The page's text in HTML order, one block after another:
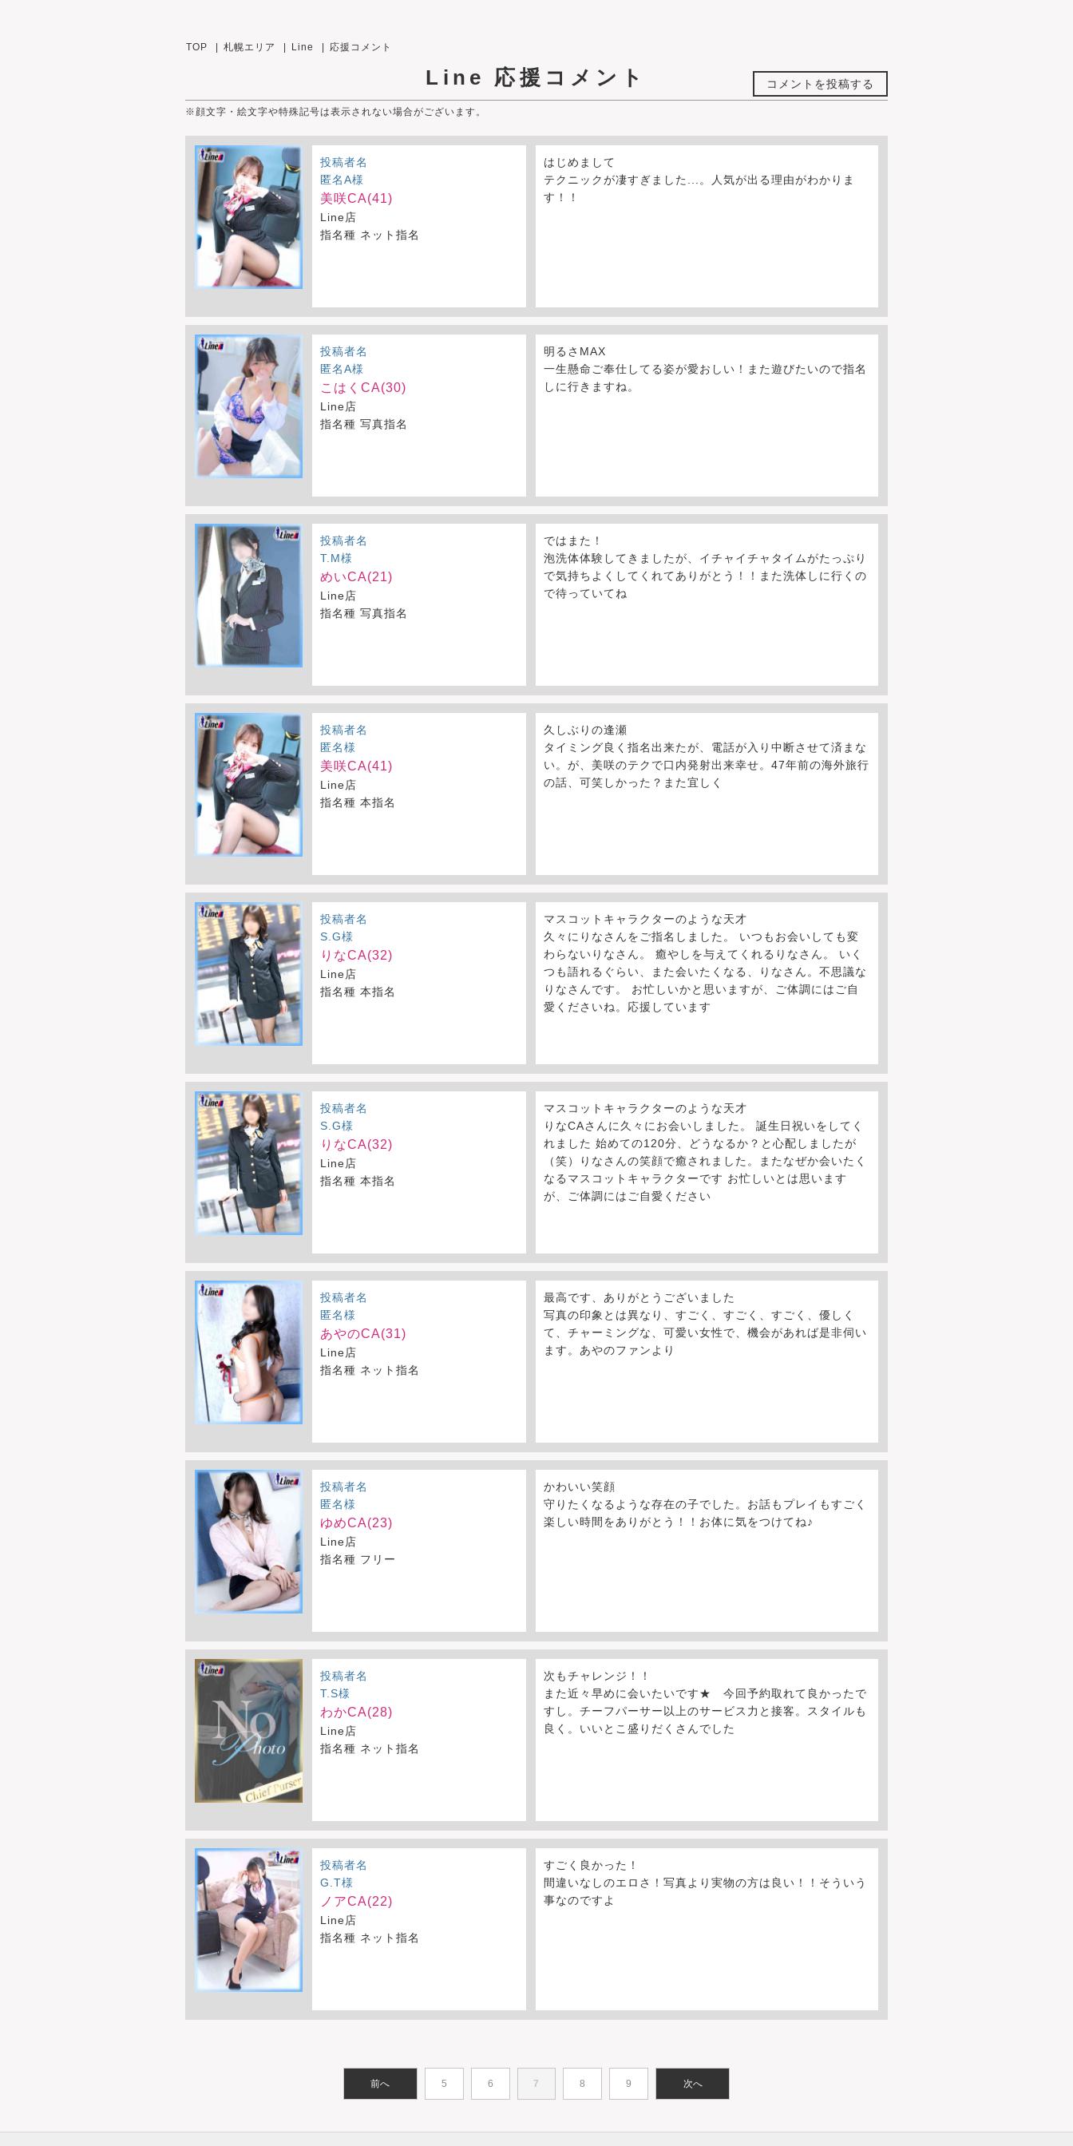
TOP 札幌エリア Line 応援コメント
Line 応援コメント コメントを投稿する
※顔文字・絵文字や特殊記号は表示されない場合がございます。
投稿者名
匿名A様
美咲CA(41)
Line店
指名種 ネット指名
はじめまして
テクニックが凄すぎました...。人気が出る理由がわかりま
す！！
投稿者名
匿名A様
こはくCA(30)
Line店
指名種 写真指名
明るさMAX
一生懸命ご奉仕してる姿が愛おしい！また遊びたいので指名
しに行きますね。
投稿者名
T.M様
めいCA(21)
Line店
指名種 写真指名
ではまた！
泡洗体体験してきましたが、イチャイチャタイムがたっぷり
で気持ちよくしてくれてありがとう！！また洗体しに行くの
で待っていてね
投稿者名
匿名様
美咲CA(41)
Line店
指名種 本指名
久しぶりの逢瀬
タイミング良く指名出来たが、電話が入り中断させて済まな
い。が、美咲のテクで口内発射出来幸せ。47年前の海外旅行
の話、可笑しかった？また宜しく
投稿者名
S.G様
りなCA(32)
Line店
指名種 本指名
マスコットキャラクターのような天才
久々にりなさんをご指名しました。 いつもお会いしても変
わらないりなさん。 癒やしを与えてくれるりなさん。 いく
つも語れるぐらい、また会いたくなる、りなさん。不思議な
りなさんです。 お忙しいかと思いますが、ご体調にはご自
愛くださいね。応援しています
投稿者名
S.G様
りなCA(32)
Line店
指名種 本指名
マスコットキャラクターのような天才
りなCAさんに久々にお会いしました。 誕生日祝いをしてく
れました 始めての120分、どうなるか？と心配しましたが
（笑）りなさんの笑顔で癒されました。またなぜか会いたく
なるマスコットキャラクターです お忙しいとは思います
が、ご体調にはご自愛ください
投稿者名
匿名様
あやのCA(31)
Line店
指名種 ネット指名
最高です、ありがとうございました
写真の印象とは異なり、すごく、すごく、すごく、優しく
て、チャーミングな、可愛い女性で、機会があれば是非伺い
ます。あやのファンより
投稿者名
匿名様
ゆめCA(23)
Line店
指名種 フリー
かわいい笑顔
守りたくなるような存在の子でした。お話もプレイもすごく
楽しい時間をありがとう！！お体に気をつけてね♪
投稿者名
T.S様
わかCA(28)
Line店
指名種 ネット指名
次もチャレンジ！！
また近々早めに会いたいです★ 今回予約取れて良かったで
すし。チーフパーサー以上のサービス力と接客。スタイルも
良く。いいとこ盛りだくさんでした
投稿者名
G.T様
ノアCA(22)
Line店
指名種 ネット指名
すごく良かった！
間違いなしのエロさ！写真より実物の方は良い！！そういう
事なのですよ
前へ 5 6 7 8 9 次へ